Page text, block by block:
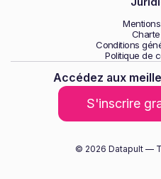
Charte
Conditions
Politique de
Accédez aux
S'inscrire
© 2026 Datapult —